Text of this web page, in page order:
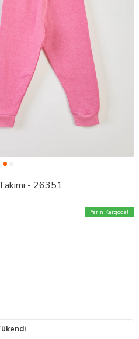
- 26351
Yarın Kargoda!